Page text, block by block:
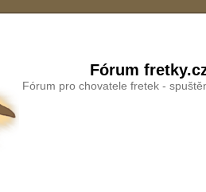
Fórum
Fórum pro chovatele fretek -